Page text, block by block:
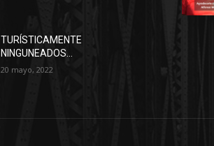
TURÍSTICAMENTE
NINGUNEADOS…
20 mayo, 2022